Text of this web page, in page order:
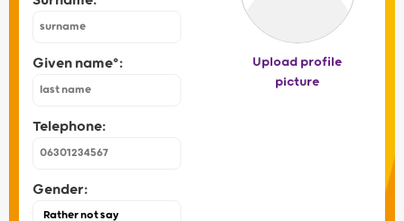
Given name°:
Telephone:
Gender:
Upload profile
picture